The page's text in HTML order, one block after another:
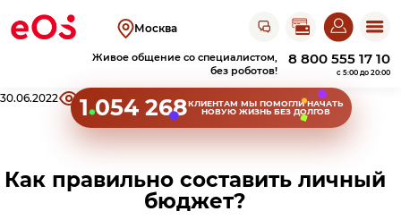
Клиентам
Узнать задолженность
Пришел исполнительный лист
Оплатить
задолженность
Живое общение со специалистом,
без роботов!
8 800 555 17 10
c 5:00 до 20:00
Открыть чат с ЭОС
Москва
1 054 268КЛИЕНТАМ МЫ ПОМОГЛИ НАЧАТЬ
НОВУЮ ЖИЗНЬ БЕЗ ДОЛГОВ
Хлебные крошки сайта
30.06.2022 23769 Поделиться
Как правильно составить личный
бюджет?